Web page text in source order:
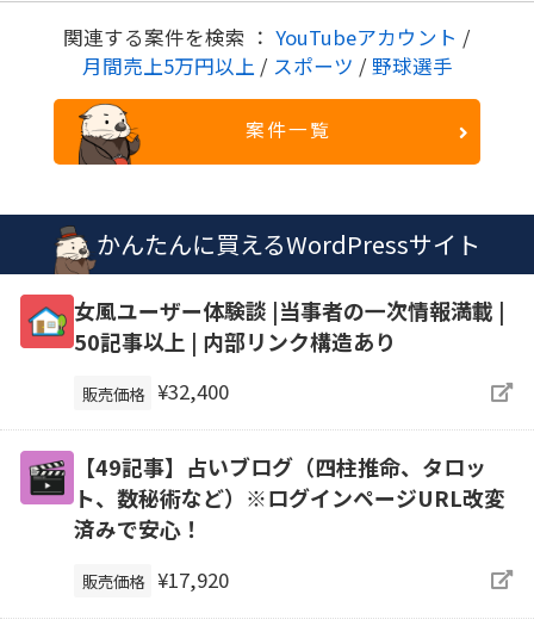
関連する案件を検索 ： YouTubeアカウント /
月間売上5万円以上 / スポーツ / 野球選手
案件一覧
かんたんに買えるWordPressサイト
女風ユーザー体験談 |当事者の一次情報満載 |
50記事以上 | 内部リンク構造あり
販売価格 ¥32,400
【49記事】占いブログ（四柱推命、タロッ
ト、数秘術など）※ログインページURL改変
済みで安心！
販売価格 ¥17,920